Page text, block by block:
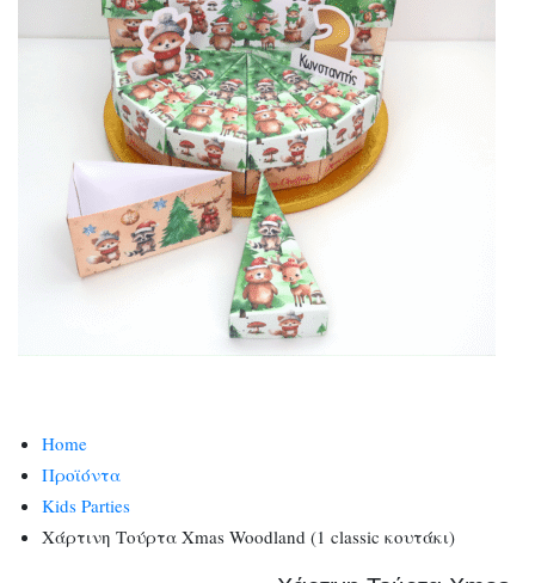
Home
Προϊόντα
Kids Parties
Χάρτινη Τούρτα Xmas Woodland (1 classic κουτάκι)